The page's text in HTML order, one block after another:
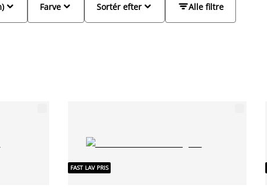
 
Farve Alle filtre

Sortér efter
FAST LAV PRIS